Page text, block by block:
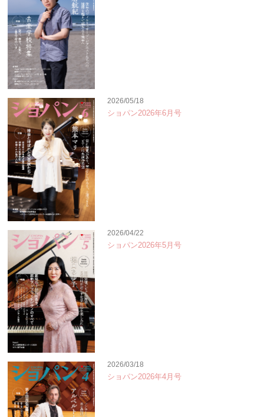
2026/05/18
ショパン2026年6月号
2026/04/22
ショパン2026年5月号
2026/03/18
ショパン2026年4月号